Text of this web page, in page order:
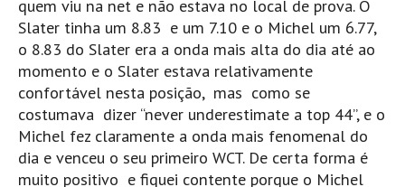
Costa de Prata
Oeste
Grande Lisboa
Alentejo
Loja
quem viu na net e não estava no local de prova. O
Slater tinha um 8.83 e um 7.10 e o Michel um 6.77,
o 8.83 do Slater era a onda mais alta do dia até ao
momento e o Slater estava relativamente
confortável nesta posição, mas como se
costumava dizer “never underestimate a top 44”, e o
Michel fez claramente a onda mais fenomenal do
dia e venceu o seu primeiro WCT. De certa forma é
muito positivo e fiquei contente porque o Michel